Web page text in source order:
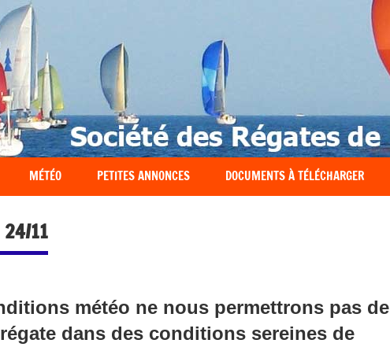
MÉTÉO PETITES ANNONCES DOCUMENTS À TÉLÉCHARGER
24/11
météo ne nous permettrons pas de
dans des conditions sereines de